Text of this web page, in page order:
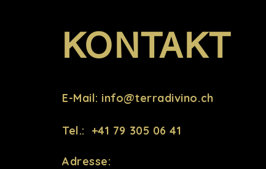
KONTAKT
E-Mail: info@terradivino.ch
Tel.: +41 79 305 06 41
Adresse: